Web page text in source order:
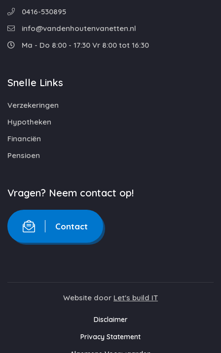
0416-530895
info@vandenhoutenvanetten.nl
Ma - Do 8:00 - 17:30 Vr 8:00 tot 16:30
Snelle Links
Verzekeringen
Hypotheken
Financiën
Pensioen
Vragen? Neem contact op!
Contact
Website door Let's build IT
Disclaimer
Privacy Statement